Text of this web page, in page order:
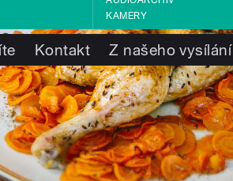
KAMERY
Kontakt Z našeho vysílání